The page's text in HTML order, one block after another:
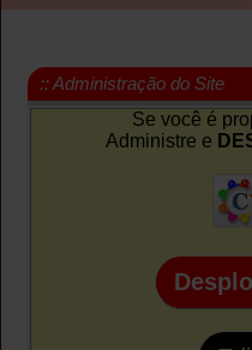
:: Administração do Site
Se você é
Administre e